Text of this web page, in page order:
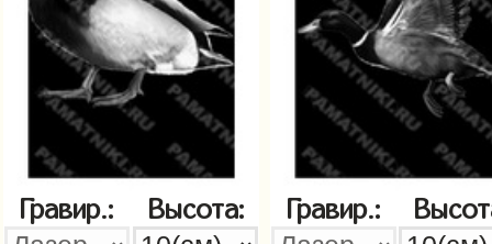
Гравир.: Высота: Гравир.: